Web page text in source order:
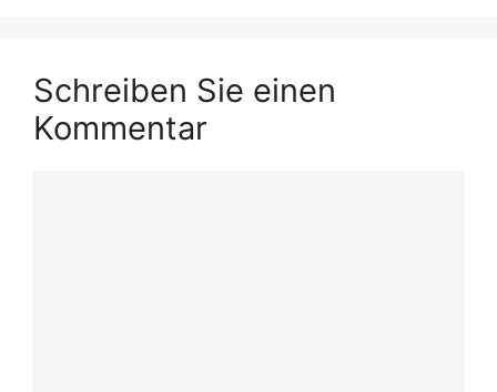
Schreiben Sie einen
Kommentar